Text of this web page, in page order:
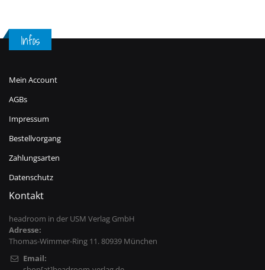
Infos
Mein Account
AGBs
Impressum
Bestellvorgang
Zahlungsarten
Datenschutz
Kontakt
headroom in der USM Verlag GmbH
Adresse:
Thomas-Wimmer-Ring 11. 80939 München
Email: